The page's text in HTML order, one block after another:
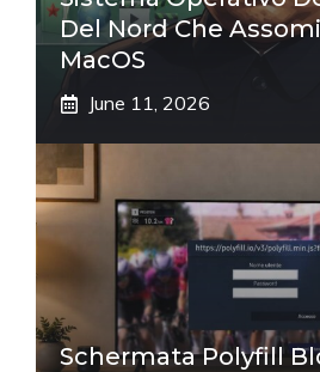
Del Nord Che
MacOS
June 11, 2026
Schermata Polyfill